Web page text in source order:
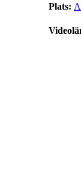
Plats: